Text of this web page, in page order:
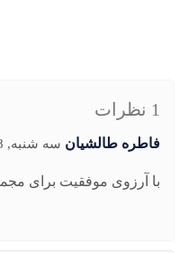
1 نظرات
فاطره طالشیان سه شنبه, 8 آبان 1403 - 18:58:25
با آرزوی موفقیت برای